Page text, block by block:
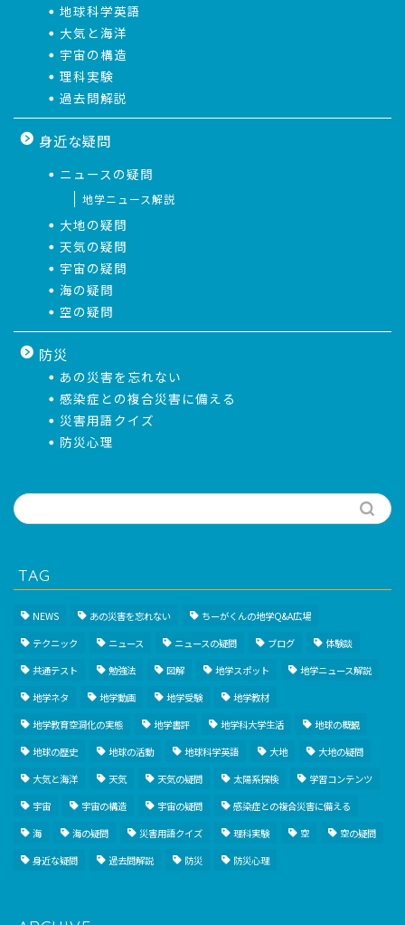
地球科学英語
大気と海洋
宇宙の構造
理科実験
過去問解説
身近な疑問
ニュースの疑問
地学ニュース解説
大地の疑問
天気の疑問
宇宙の疑問
海の疑問
空の疑問
防災
あの災害を忘れない
感染症との複合災害に備える
災害用語クイズ
防災心理
TAG
NEWS あの災害を忘れない
ちーがくんの地学Q&A広場
テクニック
ニュース ニュースの疑問 ブログ
体験談
共通テスト
勉強法 図解 地学スポット
地学ニュース解説
地学ネタ
地学動画 地学受験
地学教材
地学教育空洞化の実態
地学書評 地学科大学生活
地球の概観
地球の歴史
地球の活動 地球科学英語 大地
大地の疑問
大気と海洋
天気 天気の疑問 太陽系探検
学習コンテンツ
宇宙
宇宙の構造 宇宙の疑問
感染症との複合災害に備える
海
海の疑問 災害用語クイズ 理科実験 空
空の疑問
身近な疑問
過去問解説 防災 防災心理